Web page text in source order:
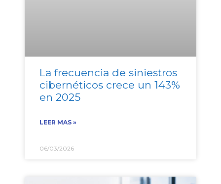
La frecuencia de siniestros
cibernéticos crece un 143%
en 2025
LEER MAS »
06/03/2026